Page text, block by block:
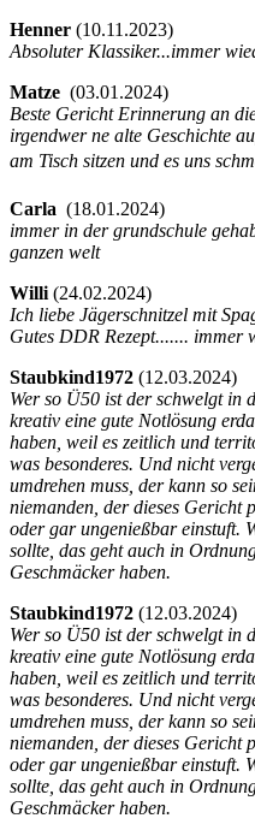
Henner (10.11.2023)
Absoluter Klassiker...immer
Matze (03.01.2024)
Beste Gericht Erinnerung an
irgendwer ne alte Geschichte
am Tisch sitzen und es uns
Carla (18.01.2024)
immer in der grundschule
ganzen welt
Willi (24.02.2024)
Ich liebe Jägerschnitzel mit
Gutes DDR Rezept....... immer
Staubkind1972 (12.03.2024)
Wer so Ü50 ist der schwelgt in
kreativ eine gute Notlösung
haben, weil es zeitlich und
was besonderes. Und nicht
umdrehen muss, der kann so
niemanden, der dieses Gericht
oder gar ungenießbar einstuft.
sollte, das geht auch in
Geschmäcker haben.
Staubkind1972 (12.03.2024)
Wer so Ü50 ist der schwelgt in
kreativ eine gute Notlösung
haben, weil es zeitlich und
was besonderes. Und nicht
umdrehen muss, der kann so
niemanden, der dieses Gericht
oder gar ungenießbar einstuft.
sollte, das geht auch in
Geschmäcker haben.